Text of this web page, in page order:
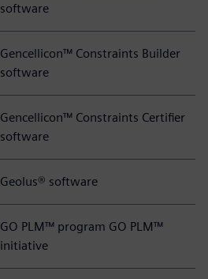
software
Gencellicon™ Constraints Builder
software
Gencellicon™ Constraints Certifier
software
Geolus® software
GO PLM™ program GO PLM™
initiative